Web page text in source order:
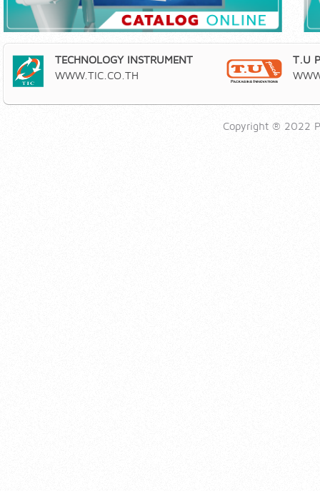
TECHNOLOGY INSTRUMENT
WWW.TIC.CO.TH
T.U
Copyright ® 2022